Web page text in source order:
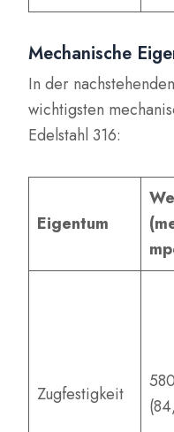
Mechanische
In der
wichtigsten
Edelstahl 316:
Eigentum
Zugfestigkeit